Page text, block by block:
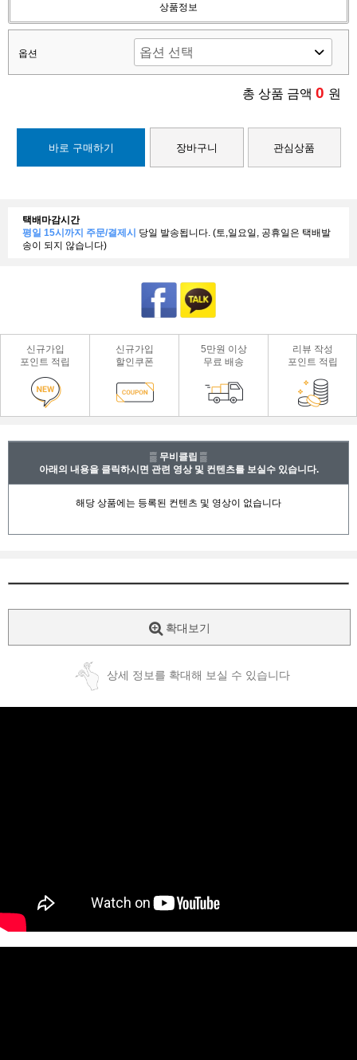
상품정보
옵션
총 상품 금액 0 원
바로 구매하기 장바구니 관심상품
택배마감시간
평일 15시까지 주문/결제시 당일 발송됩니다. (토,일요일, 공휴일은 택배발
송이 되지 않습니다)
신규가입
포인트 적립
신규가입
할인쿠폰
5만원 이상
무료 배송
리뷰 작성
포인트 적립
▒ 무비클립 ▒
아래의 내용을 클릭하시면 관련 영상 및 컨텐츠를 보실수 있습니다.
확대보기
상세 정보를 확대해 보실 수 있습니다